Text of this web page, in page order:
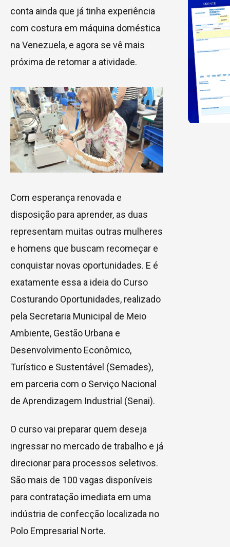
conta ainda que já tinha experiência
com costura em máquina doméstica
na Venezuela, e agora se vê mais
próxima de retomar a atividade.
Com esperança renovada e
disposição para aprender, as duas
representam muitas outras mulheres
e homens que buscam recomeçar e
conquistar novas oportunidades. E é
exatamente essa a ideia do Curso
Costurando Oportunidades, realizado
pela Secretaria Municipal de Meio
Ambiente, Gestão Urbana e
Desenvolvimento Econômico,
Turístico e Sustentável (Semades),
em parceria com o Serviço Nacional
de Aprendizagem Industrial (Senai).
O curso vai preparar quem deseja
ingressar no mercado de trabalho e já
direcionar para processos seletivos.
São mais de 100 vagas disponíveis
para contratação imediata em uma
indústria de confecção localizada no
Polo Empresarial Norte.